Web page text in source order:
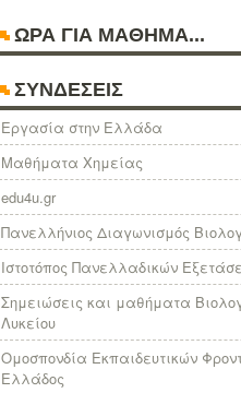
ΩΡΑ ΓΙΑ ΜΑΘΗΜΑ...
ΣΥΝΔΕΣΕΙΣ
Eργασία στην Ελλάδα
Μαθήματα Χημείας
edu4u.gr
Πανελλήνιος Διαγωνισμός
Ιστοτόπος Πανελλαδικών
Σημειώσεις και μαθήματα
Λυκείου
Ομοσπονδία Εκπαιδευτικών
Ελλάδος